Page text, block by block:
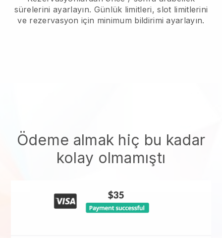
sürelerini ayarlayın. Günlük limitleri, slot limitlerini
ve rezervasyon için minimum bildirimi ayarlayın.
Ödeme almak hiç bu kadar
kolay olmamıştı